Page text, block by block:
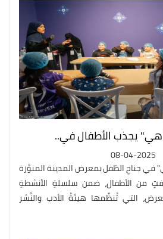
يجذب الأطفال في..
08-04-2025
جناحِ الطّفل بمعرض المدينة المنوَّرة
بتفاعلٍ لافتٍ من الأطفال، ضمن سلسلةِ الأنشطةِ
التي تُنظِّمها هيئةُ الأدب والنَّشر